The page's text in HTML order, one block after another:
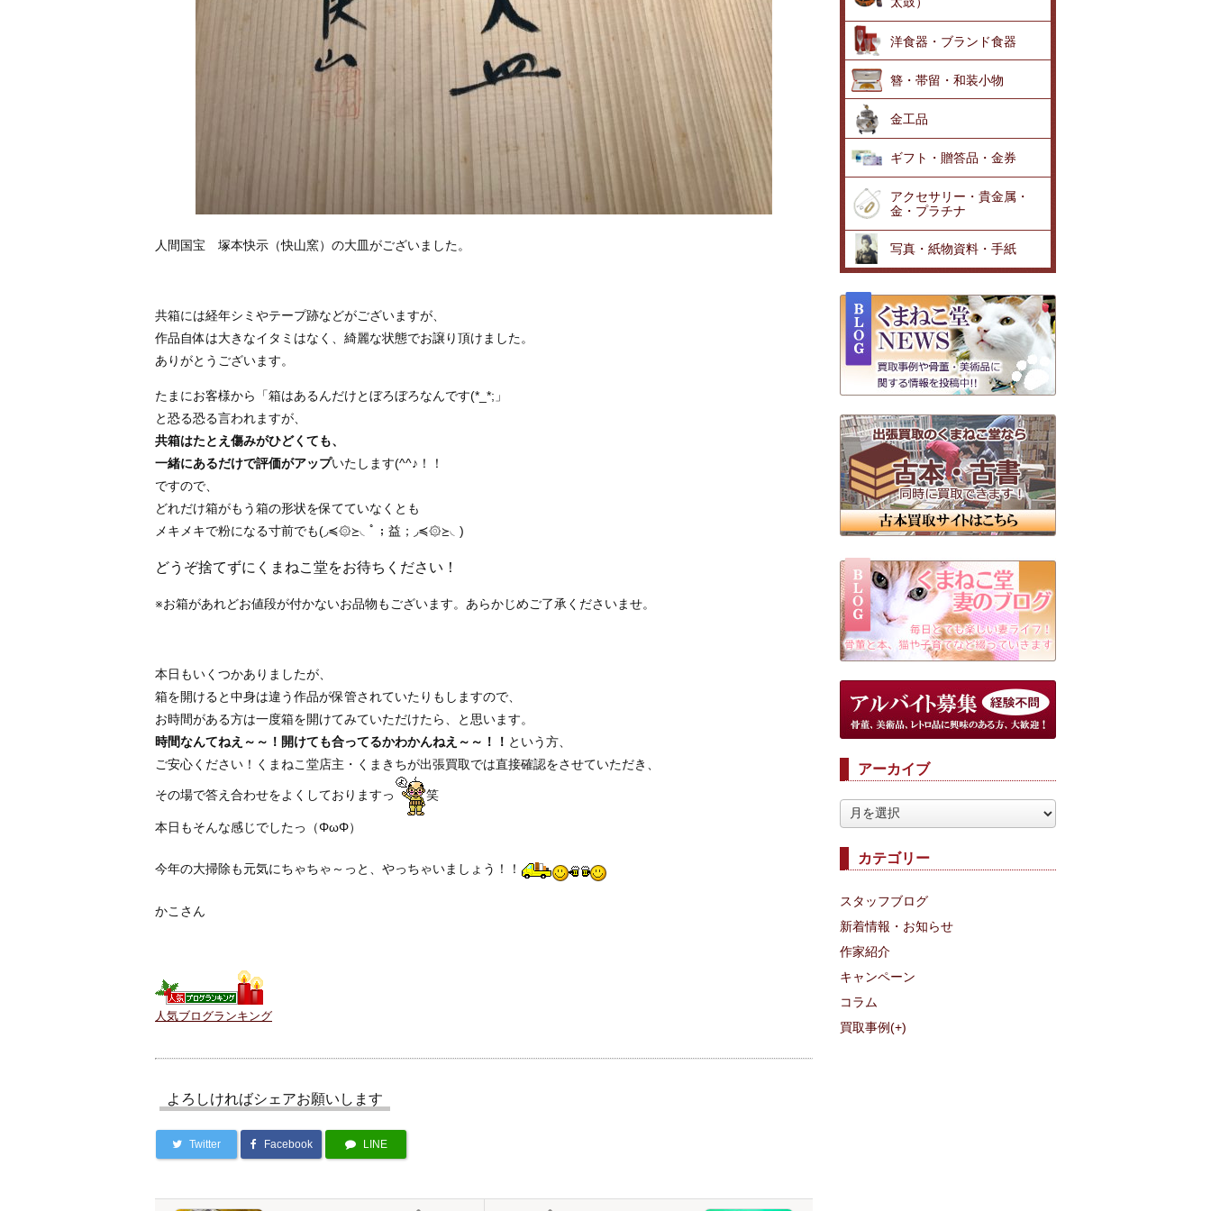
人間国宝 塚本快示（快山窯）の大皿がございました。
共箱には経年シミやテープ跡などがございますが、
作品自体は大きなイタミはなく、綺麗な状態でお譲り頂けました。
ありがとうございます。
たまにお客様から「箱はあるんだけとぼろぼろなんです(*_*;」
と恐る恐る言われますが、
共箱はたとえ傷みがひどくても、
一緒にあるだけで評価がアップいたします(^^♪！！
ですので、
どれだけ箱がもう箱の形状を保てていなくとも
メキメキで粉になる寸前でも(◞≼۞≽◟ﾟ；益；◞≼۞≽◟)
どうぞ捨てずにくまねこ堂をお待ちください！
※お箱があれどお値段が付かないお品物もございます。あらかじめご了承くださいませ。
本日もいくつかありましたが、
箱を開けると中身は違う作品が保管されていたりもしますので、
お時間がある方は一度箱を開けてみていただけたら、と思います。
時間なんてねえ～～！開けても合ってるかわかんねえ～～！！ という方、
ご安心ください！くまねこ堂店主・くまきちが出張買取では直接確認をさせていただき、
その場で答え合わせをよくしておりますっ 笑
本日もそんな感じでしたっ（ΦωΦ）
今年の大掃除も元気にちゃちゃ～っと、やっちゃいましょう！！
かこさん
人気ブログランキング
よろしければシェアお願いします
Twitter Facebook LINE
洋食器・ブランド食器
簪・帯留・和装小物
金工品
ギフト・贈答品・金券
アクセサリー・貴金属・
金・プラチナ
写真・紙物資料・手紙
アーカイブ
カテゴリー
スタッフブログ
新着情報・お知らせ
作家紹介
キャンペーン
コラム
買取事例(+)